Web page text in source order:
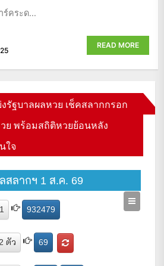
ร์คระด...
READ MORE
รัฐบาลผลหวย เช็คสลากกรอก
ย พร้อมสถิติหวยย้อนหลัง
ใจ